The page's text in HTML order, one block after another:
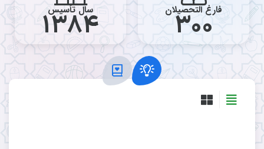
فارغ التحصیلان
300 سال تأسیس
1384